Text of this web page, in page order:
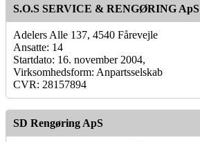
S.O.S SERVICE & RENGØRING ApS
Adelers Alle 137, 4540 Fårevejle
Ansatte: 14
Startdato: 16. november 2004,
Virksomhedsform: Anpartsselskab
CVR: 28157894
SD Rengøring ApS